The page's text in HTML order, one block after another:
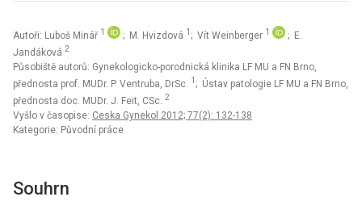
Autoři: Luboš Minář 1 ; M. Hvizdová 1 ; Vít Weinberger 1
; E.
Jandáková 2
Působiště autorů: Gynekologicko-porodnická klinika LF MU a FN Brno,
přednosta prof. MUDr. P. Ventruba, DrSc. 1 ; Ústav patologie LF MU a FN Brno,
přednosta doc. MUDr. J. Feit, CSc. 2
Vyšlo v časopise: Ceska Gynekol 2012; 77(2): 132-138
Kategorie: Původní práce
Souhrn